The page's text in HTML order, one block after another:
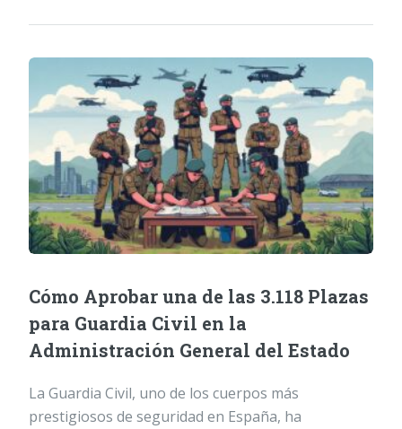
Cómo Aprobar una de las 3.118 Plazas
para Guardia Civil en la
Administración General del Estado
La Guardia Civil, uno de los cuerpos más
prestigiosos de seguridad en España, ha